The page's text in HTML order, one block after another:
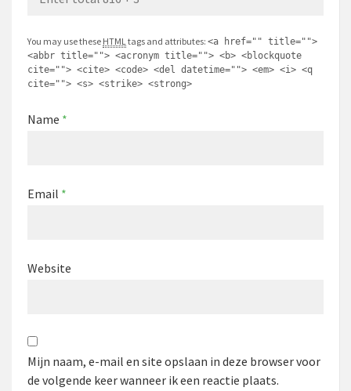
You may use these HTML tags and attributes: <a href="" title="">
<abbr title=""> <acronym title=""> <b> <blockquote
cite=""> <cite> <code> <del datetime=""> <em> <i> <q
cite=""> <s> <strike> <strong>
Name *
Email *
Website
Mijn naam, e-mail en site opslaan in deze browser voor
de volgende keer wanneer ik een reactie plaats.